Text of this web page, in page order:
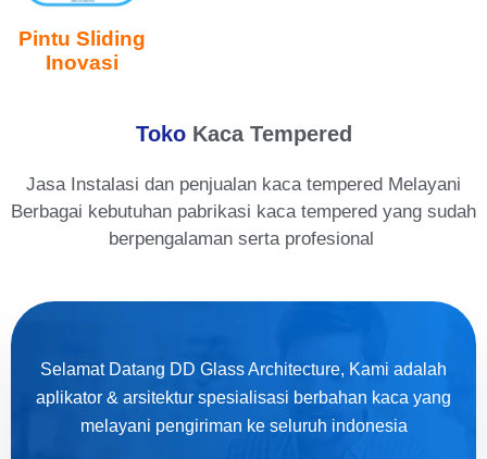
Pintu Sliding
Inovasi
Toko Kaca Tempered
Jasa Instalasi dan penjualan kaca tempered Melayani
Berbagai kebutuhan pabrikasi kaca tempered yang sudah
berpengalaman serta profesional
Selamat Datang DD Glass Architecture, Kami adalah
aplikator & arsitektur spesialisasi berbahan kaca yang
melayani pengiriman ke seluruh indonesia